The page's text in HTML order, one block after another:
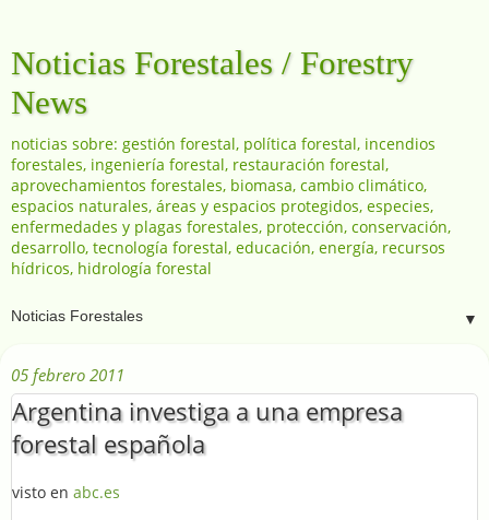
Noticias Forestales / Forestry
News
noticias sobre: gestión forestal, política forestal, incendios
forestales, ingeniería forestal, restauración forestal,
aprovechamientos forestales, biomasa, cambio climático,
espacios naturales, áreas y espacios protegidos, especies,
enfermedades y plagas forestales, protección, conservación,
desarrollo, tecnología forestal, educación, energía, recursos
hídricos, hidrología forestal
▼
05 febrero 2011
Argentina investiga a una empresa
forestal española
visto en abc.es